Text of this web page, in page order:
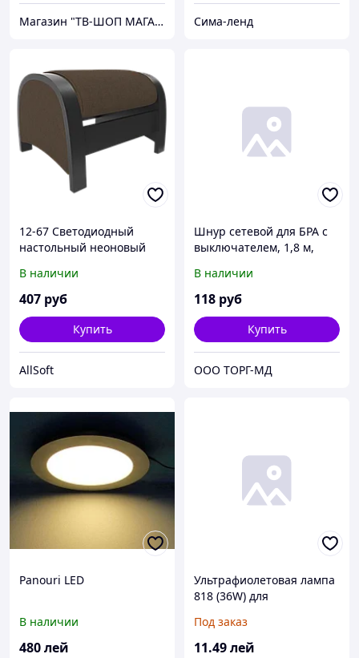
Магазин "ТВ-ШОП МАГАЗИН" Сима-ленд
12-67 Светодиодный
настольный неоновый
питание 3*АА, цвет
свечения зеленый
В наличии
407 руб
Купить
AllSoft
Шнур сетевой для БРА с
выключателем, 1,8 м,
В наличии
118 руб
Купить
ООО ТОРГ-МД
Panouri LED
В наличии
480лей
Ультрафиолетовая лампа
818 (36W) для
склеивании дисплея с
сенсором*
Под заказ
11.49лей